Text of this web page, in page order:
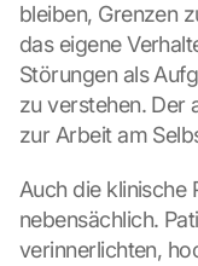
bleiben, Grenzen
das eigene
Störungen als
zu verstehen. Der
zur Arbeit am
Auch die klinische
nebensächlich.
verinnerlichten,